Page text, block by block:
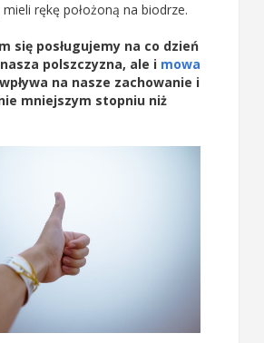
rękę położoną na biodrze.
się posługujemy na co dzień
polszczyzna, ale i mowa
na nasze zachowanie i
mniejszym stopniu niż